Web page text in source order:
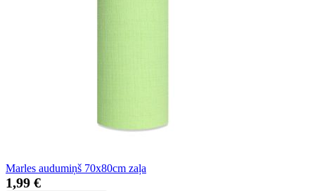
Marles audumiņš 70x80cm zaļa
1,99 €